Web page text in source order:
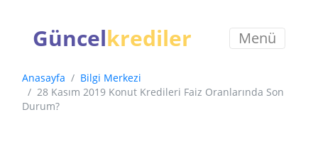
Güncelkrediler Menü
Anasayfa
Bilgi Merkezi
28 Kasım 2019 Konut Kredileri Faiz Oranlarında Son
Durum?